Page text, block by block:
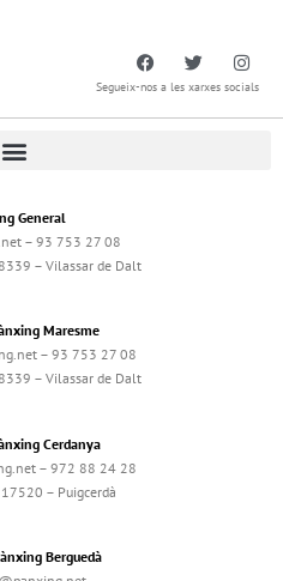
Segueix-nos a les xarxes socials
General
– 93 753 27 08
– Vilassar de Dalt
Maresme
– 93 753 27 08
– Vilassar de Dalt
Cerdanya
– 972 88 24 28
– Puigcerdà
Berguedà